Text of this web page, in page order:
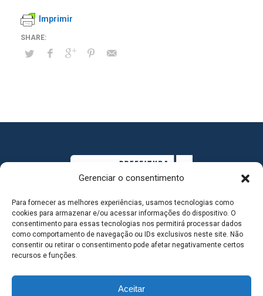
Gerenciar o consentimento
Para fornecer as melhores experiências, usamos tecnologias como
cookies para armazenar e/ou acessar informações do dispositivo. O
consentimento para essas tecnologias nos permitirá processar dados
como comportamento de navegação ou IDs exclusivos neste site. Não
consentir ou retirar o consentimento pode afetar negativamente certos
recursos e funções.
Aceitar
Imprimir
MAPA DO SITE